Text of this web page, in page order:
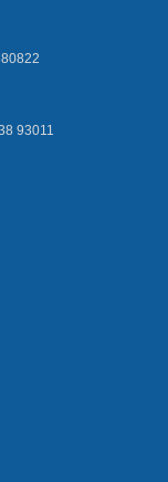
93011